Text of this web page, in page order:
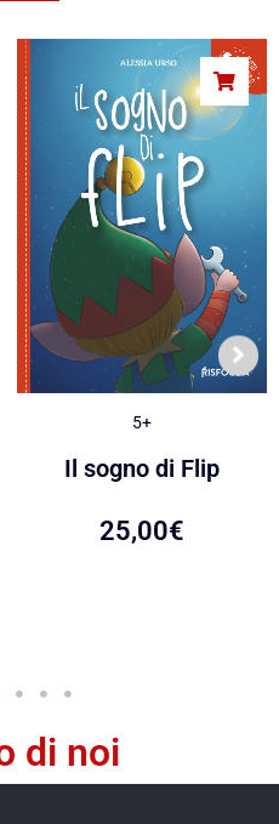
5+
Il sogno di Flip
25,00€
di noi